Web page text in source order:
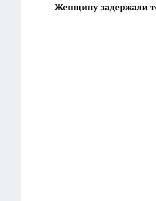
Женщину задержали